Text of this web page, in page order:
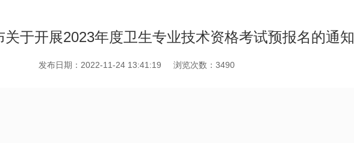
关于开展2023年度卫生专业技术资格考试预报名的通知
发布日期：2022-11-24 13:41:19 浏览次数：3490